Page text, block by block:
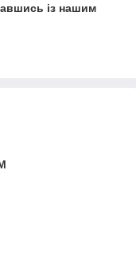
із нашим